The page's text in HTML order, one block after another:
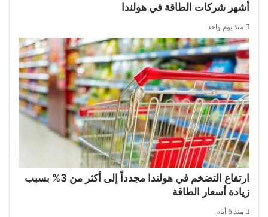
أشهر شركات الطاقة في هولندا
منذ يوم واحد
ارتفاع التضخم في هولندا مجدداً إلى أكثر من 3% بسبب
زيادة أسعار الطاقة
منذ 5 أيام